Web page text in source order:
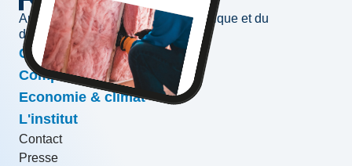
Au service de l'information économique et du
développement des entreprises
Conjoncture & prévisions
Compétitivité & croissance
Economie & climat
L'institut
Contact
Presse